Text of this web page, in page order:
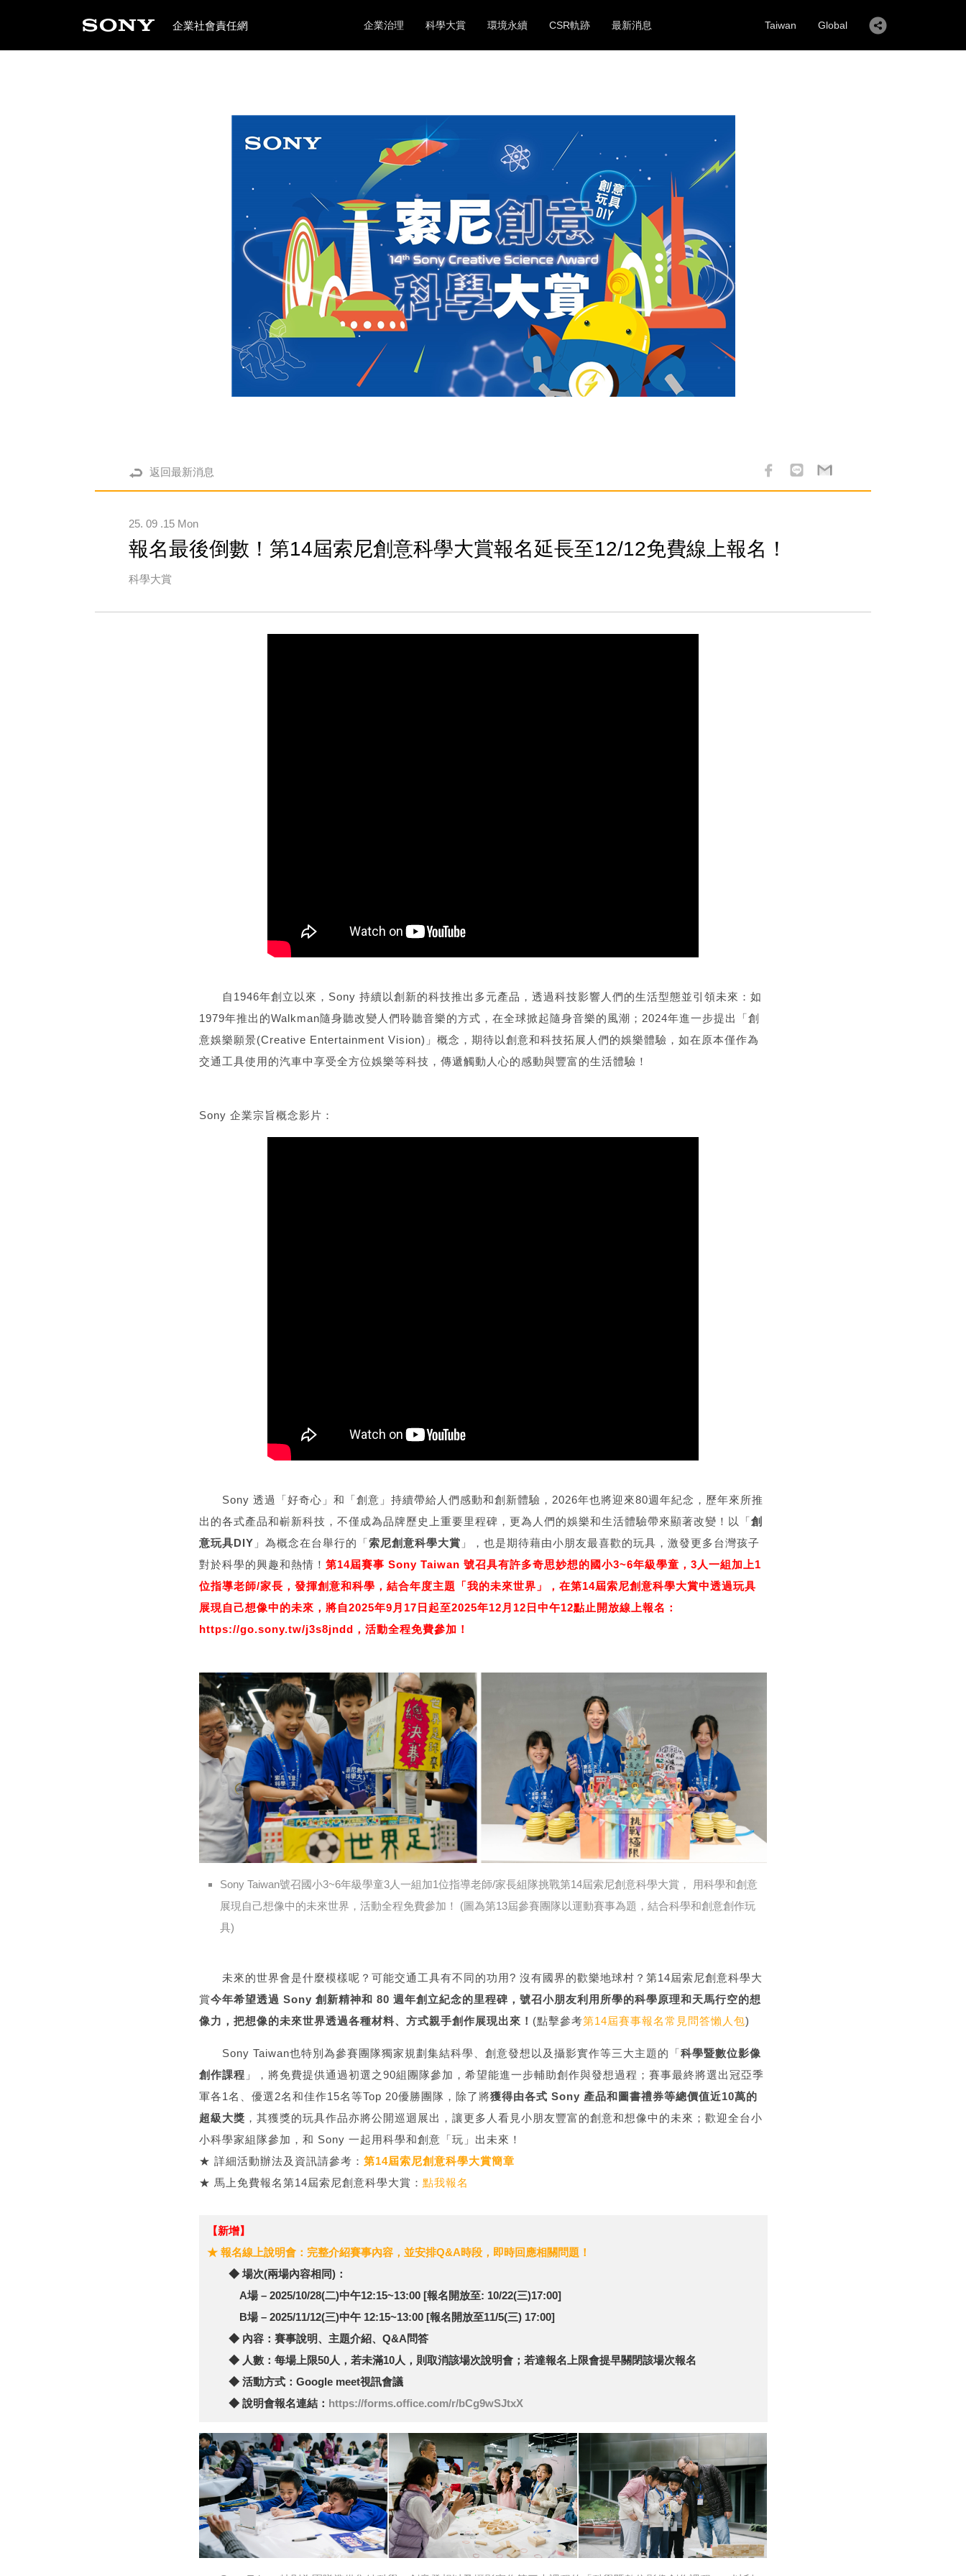
企業社會責任網 企業治理 科學大賞 環境永續 CSR軌跡 最新消息 Taiwan Global
返回最新消息
25. 09 .15 Mon
報名最後倒數！第14屆索尼創意科學大賞報名延長至12/12免費線上報名！
科學大賞
自1946年創立以來，Sony 持續以創新的科技推出多元產品，透過科技影響人們的生活型態並引領未來：如
1979年推出的Walkman隨身聽改變人們聆聽音樂的方式，在全球掀起隨身音樂的風潮；2024年進一步提出「創
意娛樂願景(Creative Entertainment Vision)」概念，期待以創意和科技拓展人們的娛樂體驗，如在原本僅作為
交通工具使用的汽車中享受全方位娛樂等科技，傳遞觸動人心的感動與豐富的生活體驗！
Sony 企業宗旨概念影片：
Sony 透過「好奇心」和「創意」持續帶給人們感動和創新體驗，2026年也將迎來80週年紀念，歷年來所推
出的各式產品和嶄新科技，不僅成為品牌歷史上重要里程碑，更為人們的娛樂和生活體驗帶來顯著改變！以「創
意玩具DIY 」為概念在台舉行的「索尼創意科學大賞 」，也是期待藉由小朋友最喜歡的玩具，激發更多台灣孩子
對於科學的興趣和熱情！ 第14屆賽事 Sony Taiwan 號召具有許多奇思妙想的國小3~6年級學童，3人一組加上1
位指導老師/家長，發揮創意和科學，結合年度主題「我的未來世界」，在第14屆索尼創意科學大賞中透過玩具
展現自己想像中的未來，將自2025年9月17日起至2025年12月12日中午12點止開放線上報名：
https://go.sony.tw/j3s8jndd，活動全程免費參加！
Sony Taiwan號召國小3~6年級學童3人一組加1位指導老師/家長組隊挑戰第14屆索尼創意科學大賞， 用科學和創意
展現自己想像中的未來世界，活動全程免費參加！ (圖為第13屆參賽團隊以運動賽事為題，結合科學和創意創作玩
具)
未來的世界會是什麼模樣呢？可能交通工具有不同的功用? 沒有國界的歡樂地球村？第14屆索尼創意科學大
賞今年希望透過 Sony 創新精神和 80 週年創立紀念的里程碑，號召小朋友利用所學的科學原理和天馬行空的想
像力，把想像的未來世界透過各種材料、方式親手創作展現出來！ (點擊參考第14屆賽事報名常見問答懶人包)
Sony Taiwan也特別為參賽團隊獨家規劃集結科學、創意發想以及攝影實作等三大主題的「科學暨數位影像
創作課程 」，將免費提供通過初選之90組團隊參加，希望能進一步輔助創作與發想過程；賽事最終將選出冠亞季
軍各1名、優選2名和佳作15名等Top 20優勝團隊，除了將獲得由各式 Sony 產品和圖書禮券等總價值近10萬的
超級大獎 ，其獲獎的玩具作品亦將公開巡迴展出，讓更多人看見小朋友豐富的創意和想像中的未來；歡迎全台小
小科學家組隊參加，和 Sony 一起用科學和創意「玩」出未來！
★ 詳細活動辦法及資訊請參考： 第14屆索尼創意科學大賞簡章
★ 馬上免費報名第14屆索尼創意科學大賞： 點我報名
【新增】
★ 報名線上說明會：完整介紹賽事內容，並安排Q&A時段，即時回應相關問題！
◆ 場次(兩場內容相同)：
A場 – 2025/10/28(二)中午12:15~13:00 [報名開放至: 10/22(三)17:00]
B場 – 2025/11/12(三)中午 12:15~13:00 [報名開放至11/5(三) 17:00]
◆ 內容：賽事說明、主題介紹、Q&A問答
◆ 人數：每場上限50人，若未滿10人，則取消該場次說明會；若達報名上限會提早關閉該場次報名
◆ 活動方式：Google meet視訊會議
◆ 說明會報名連結： https://forms.office.com/r/bCg9wSJtxX